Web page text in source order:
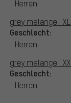
Herren
grey melange | XL:
Geschlecht:
Herren
grey melange |
Geschlecht:
Herren